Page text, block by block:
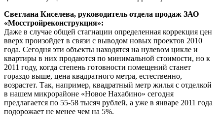
Светлана Киселева, руководитель отдела продаж ЗАО
«Мосстройреконструкция»:
Даже в случае общей стагнации определенная коррекция цен
вверх произойдет в связи с выводом новых проектов 2010
года. Сегодня эти объекты находятся на нулевом цикле и
квартиры в них продаются по минимальной стоимости, но к
2011 году, когда степень готовности помещений станет
гораздо выше, цена квадратного метра, естественно,
возрастет. Так, например, квадратный метр жилья с отделкой
в нашем микрорайоне «Новое Нахабино» сегодня
предлагается по 55-58 тысяч рублей, а уже в январе 2011 года
подорожает не менее чем на 5%.